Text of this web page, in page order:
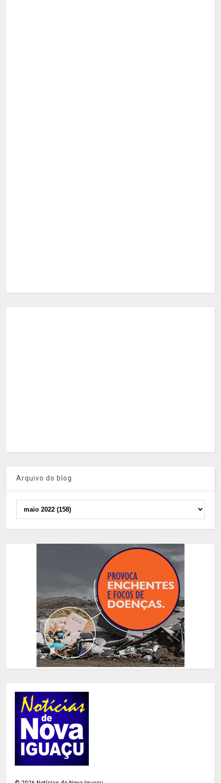
Arquivo do blog